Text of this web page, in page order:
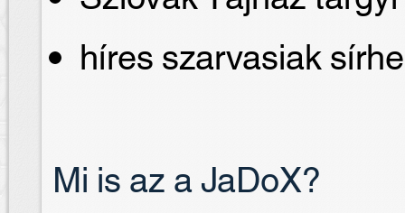
híres szarvasiak
Mi is az a JaDoX?